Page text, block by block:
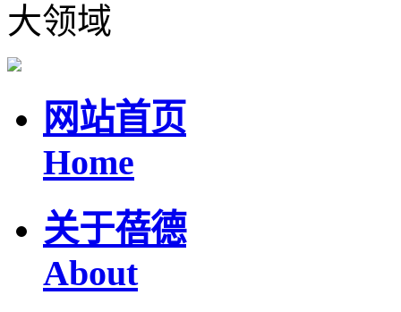
大领域
网站首页
Home
关于蓓德
About